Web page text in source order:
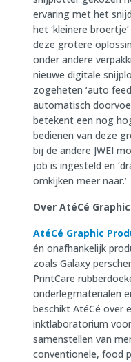
ervaring met het
het ‘kleinere
deze grotere
onder andere
nieuwe digitale
zogeheten ‘auto
automatisch
betekent een nog
bedienen van deze
bij de andere JWEI
job is ingesteld en
omkijken meer naar.’
Over AtéCé
AtéCé Graphic
én onafhankelijk
zoals Galaxy
PrintCare
onderlegmaterialen
beschikt AtéCé over
inktlaboratorium
samenstellen van
conventionele, food